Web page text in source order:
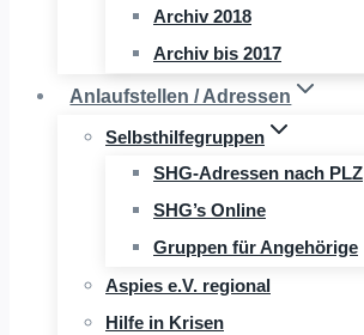
Archiv 2018
Archiv bis 2017
Anlaufstellen / Adressen
Selbsthilfegruppen
SHG-Adressen nach PLZ
SHG’s Online
Gruppen für Angehörige
Aspies e.V. regional
Hilfe in Krisen